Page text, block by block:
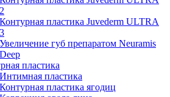
2
Контурная пластика Juvederm ULTRA
3
Увеличение губ препаратом Neuramis
Deep
пластика
Интимная пластика
Контурная пластика ягодиц